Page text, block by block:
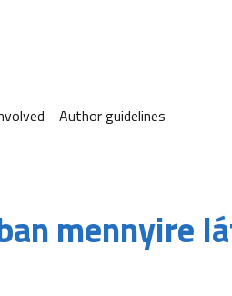
Author guidelines
mennyire